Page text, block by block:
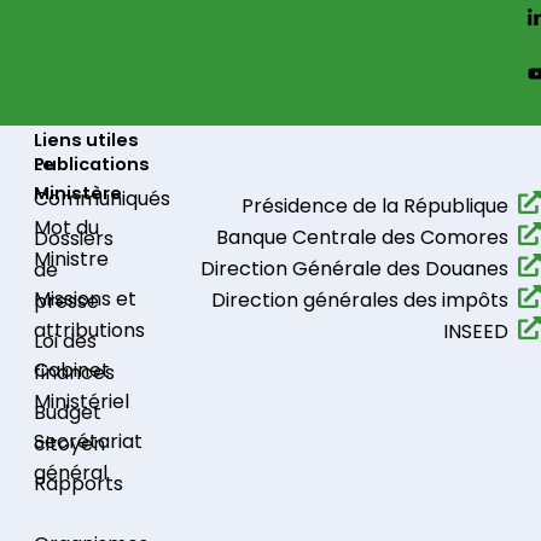
Le
Ministère
Mot du
Ministre
Missions et
attributions
Cabinet
Ministériel
Secrétariat
général
Publications
Communiqués​
Dossiers
de
presse
Loi des
finances
Budget
citoyen
Rapports
Liens utiles
Présidence de la République​
Banque Centrale des Comores
Direction Générale des Douanes
Direction générales des impôts
INSEED